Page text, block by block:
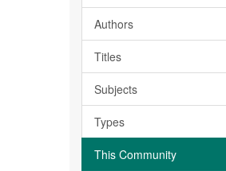
Authors
Titles
Subjects
Types
This Community